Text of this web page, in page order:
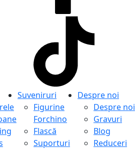
Suveniruri
Figurine
Forchino
Flască
Suporturi
Despre noi
Despre noi
Gravuri
Blog
Reduceri